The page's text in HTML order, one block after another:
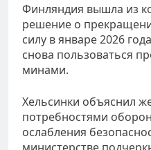
Финляндия вышла из
решение о
силу в январе 2026
снова пользоваться
минами.
Хельсинки объяснил
потребностями
ослабления